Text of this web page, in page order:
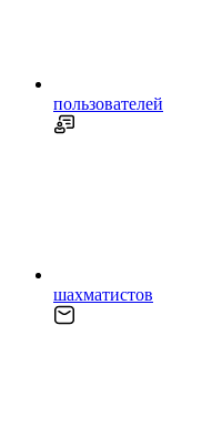
пользователей
шахматистов